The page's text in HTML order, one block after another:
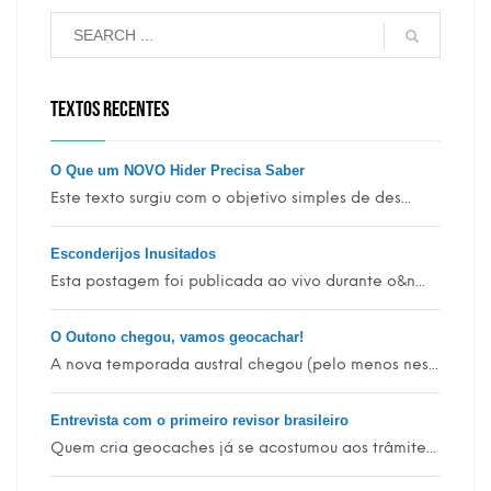
TEXTOS RECENTES
O Que um NOVO Hider Precisa Saber
Este texto surgiu com o objetivo simples de des...
Esconderijos Inusitados
Esta postagem foi publicada ao vivo durante o&n...
O Outono chegou, vamos geocachar!
A nova temporada austral chegou (pelo menos nes...
Entrevista com o primeiro revisor brasileiro
Quem cria geocaches já se acostumou aos trâmite...